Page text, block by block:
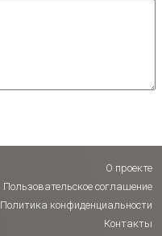
О проекте
Пользовательское соглашение
Политика конфиденциальности
Контакты